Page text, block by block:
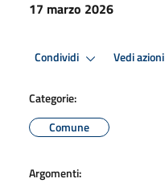
17 marzo 2026
Condividi Vedi azioni
Categorie:
Comune
Argomenti: